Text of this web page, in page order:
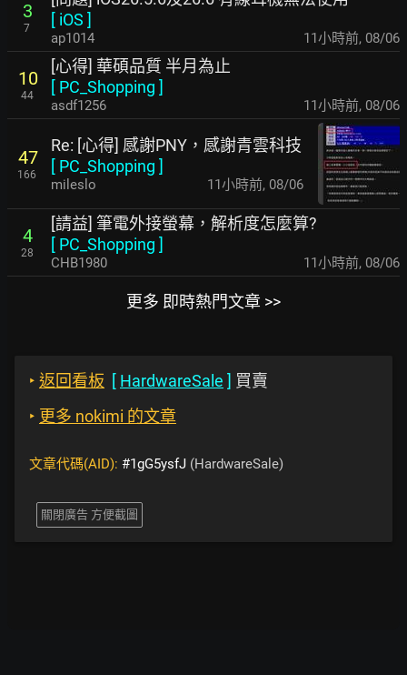
3
7
[ iOS ]
ap1014 11小時前, 08/06
10
44
[心得] 華碩品質 半月為止
[ PC_Shopping ]
asdf1256 11小時前, 08/06
47
166
Re: [心得] 感謝PNY，感謝青雲科技
[ PC_Shopping ]
mileslo 11小時前, 08/06
4
28
[請益] 筆電外接螢幕，解析度怎麼算?
[ PC_Shopping ]
CHB1980 11小時前, 08/06
更多 即時熱門文章 >>
‣ 返回看板 [ HardwareSale ] 買賣
‣ 更多 nokimi 的文章
文章代碼(AID): #1gG5ysfJ (HardwareSale)
關閉廣告 方便截圖